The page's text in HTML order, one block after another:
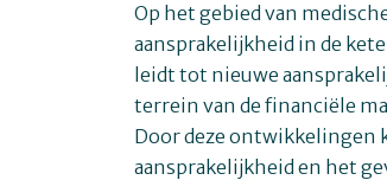
Op het gebied van
aansprakelijkheid in de
leidt tot nieuwe
terrein van de financiële
Door deze ontwikkelingen
aansprakelijkheid en het